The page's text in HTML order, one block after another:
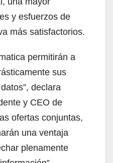
y esfuerzos de
más satisfactorios.
permitirán a
sus
declara
y CEO de
ofertas conjuntas,
una ventaja
plenamente